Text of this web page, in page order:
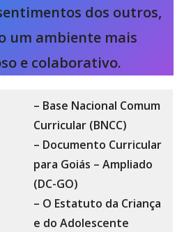
dos outros,
um ambiente mais
e colaborativo.
– Base Nacional Comum
Curricular (BNCC)
– Documento Curricular
para Goiás – Ampliado
(DC-GO)
– O Estatuto da Criança
e do Adolescente